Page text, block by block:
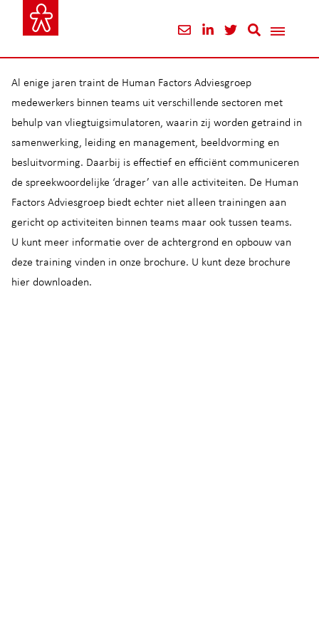
Al enige jaren traint de Human Factors Adviesgroep
medewerkers binnen teams uit verschillende sectoren met
behulp van vliegtuigsimulatoren, waarin zij worden getraind in
samenwerking, leiding en management, beeldvorming en
besluitvorming. Daarbij is effectief en efficiënt communiceren
de spreekwoordelijke ‘drager’ van alle activiteiten. De Human
Factors Adviesgroep biedt echter niet alleen trainingen aan
gericht op activiteiten binnen teams maar ook tussen teams.
U kunt meer informatie over de achtergrond en opbouw van
deze training vinden in onze brochure. U kunt deze brochure
hier downloaden.